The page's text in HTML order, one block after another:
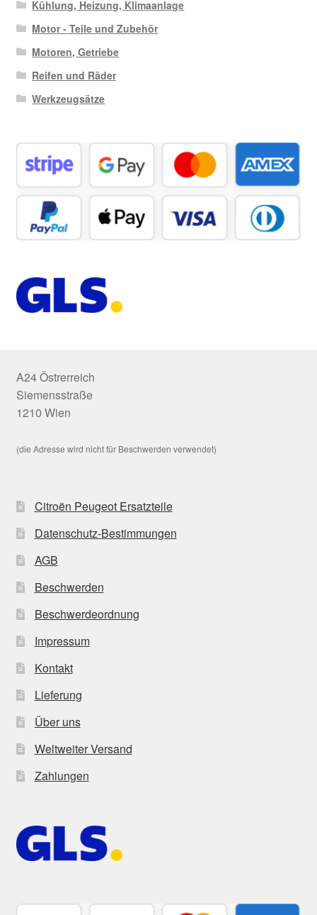
Kühlung, Heizung, Klimaanlage
Motor - Teile und Zubehör
Motoren, Getriebe
Reifen und Räder
Werkzeugsätze
A24 Östrerreich
Siemensstraße
1210 Wien
(die Adresse wird nicht für Beschwerden verwendet)
Citroën Peugeot Ersatzteile
Datenschutz-Bestimmungen
AGB
Beschwerden
Beschwerdeordnung
Impressum
Kontakt
Lieferung
Über uns
Weltweiter Versand
Zahlungen